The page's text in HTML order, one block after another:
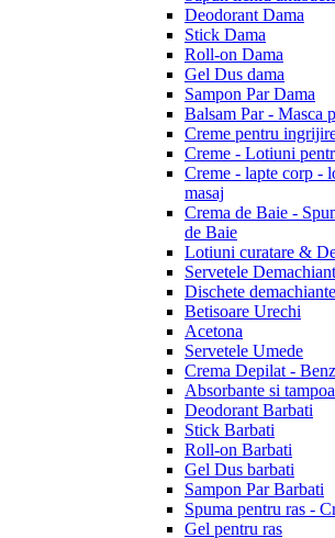
Deodorant Dama
Stick Dama
Roll-on Dama
Gel Dus dama
Sampon Par Dama
Balsam Par - Masca
Creme pentru
Creme - Lotiuni
Creme - lapte corp -
masaj
Crema de Baie -
de Baie
Lotiuni curatare &
Servetele
Dischete
Betisoare Urechi
Acetona
Servetele Umede
Crema Depilat -
Absorbante si
Deodorant Barbati
Stick Barbati
Roll-on Barbati
Gel Dus barbati
Sampon Par Barbati
Spuma pentru ras -
Gel pentru ras